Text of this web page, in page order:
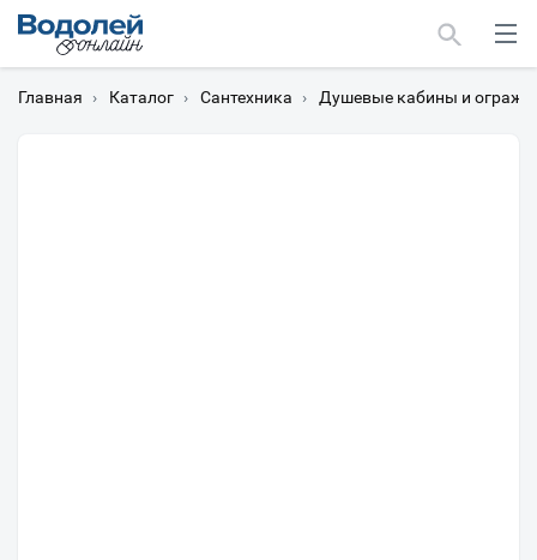
Главная › Каталог › Сантехника › Душевые кабины и